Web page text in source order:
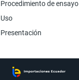
Procedimiento de ensayo
Uso
Presentación